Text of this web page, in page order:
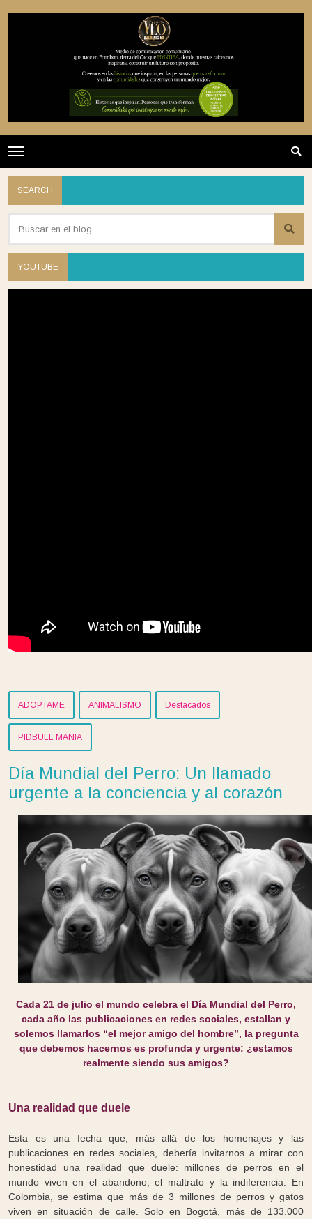
SEARCH
YOUTUBE
ADOPTAME ANIMALISMO Destacados
PIDBULL MANIA
Día Mundial del Perro: Un llamado
urgente a la conciencia y al corazón
Cada 21 de julio el mundo celebra el Día Mundial del Perro,
cada año las publicaciones en redes sociales, estallan y
solemos llamarlos “el mejor amigo del hombre”, la pregunta
que debemos hacernos es profunda y urgente: ¿estamos
realmente siendo sus amigos?
Una realidad que duele
Esta es una fecha que, más allá de los homenajes y las
publicaciones en redes sociales, debería invitarnos a mirar con
honestidad una realidad que duele: millones de perros en el
mundo viven en el abandono, el maltrato y la indiferencia. En
Colombia, se estima que más de 3 millones de perros y gatos
viven en situación de calle. Solo en Bogotá, más de 133.000